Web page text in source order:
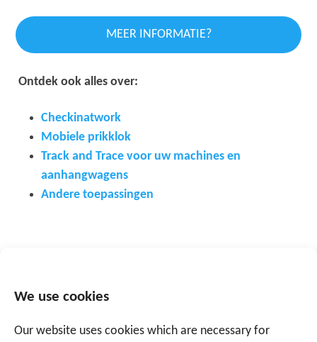
We use cookies
Our website uses cookies which are necessary for
MEER INFORMATIE?
Ontdek ook alles over:
Checkinatwork
Mobiele prikklok
Track and Trace voor uw machines en
aanhangwagens
Andere toepassingen
Spreek een expert